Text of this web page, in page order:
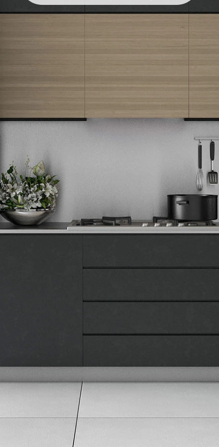
Tehnomedia
O nama
Naše prodavnice
Korisnički servis
Reklamacije i servis
Prijavite se na naš newsletter i primajte preko emaila specijalne i